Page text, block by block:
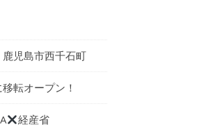
児島市西千石町
転オープン！
経産省